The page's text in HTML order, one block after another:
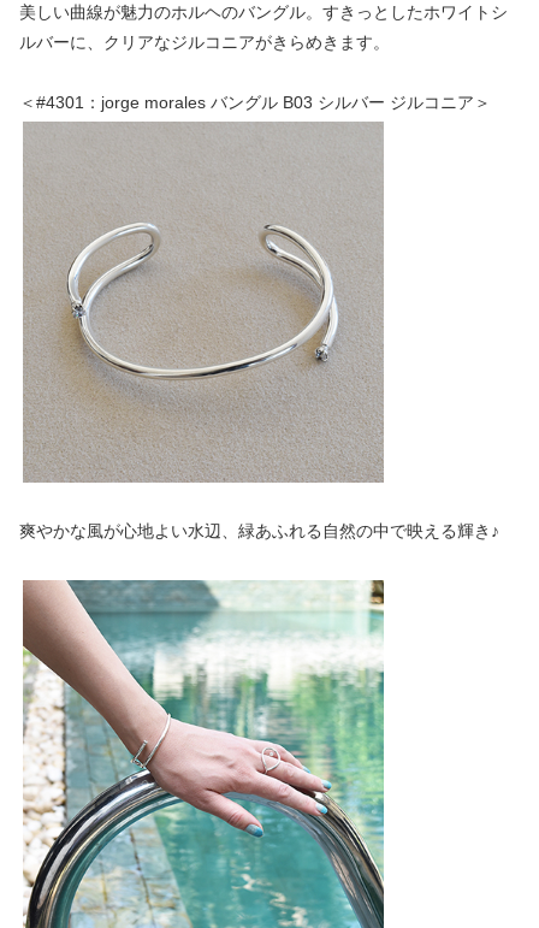
美しい曲線が魅力のホルヘのバングル。すきっとしたホワイトシ
ルバーに、クリアなジルコニアがきらめきます。
＜#4301：jorge morales バングル B03 シルバー ジルコニア＞
爽やかな風が心地よい水辺、緑あふれる自然の中で映える輝き♪